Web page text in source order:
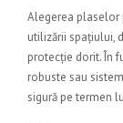
Alegerea plaselor
utilizării spațiului,
protecție dorit. În
robuste sau
sigură pe termen